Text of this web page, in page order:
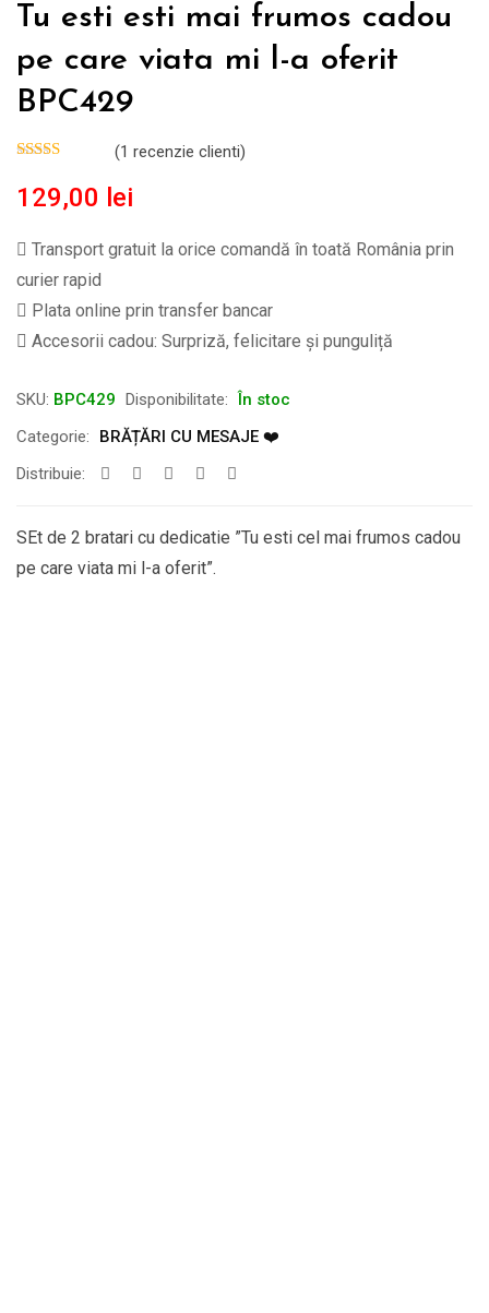
Tu esti esti mai frumos cadou
pe care viata mi l-a oferit
BPC429
(1 recenzie clienti)
129,00 lei
Transport gratuit la orice comandă în toată România prin
curier rapid
Plata online prin transfer bancar
Accesorii cadou: Surpriză, felicitare și punguliță
SKU: BPC429 Disponibilitate: În stoc
Categorie:
BRĂȚĂRI CU MESAJE ❤️
Distribuie:
SEt de 2 bratari cu dedicatie ”Tu esti cel mai frumos cadou
pe care viata mi l-a oferit”.